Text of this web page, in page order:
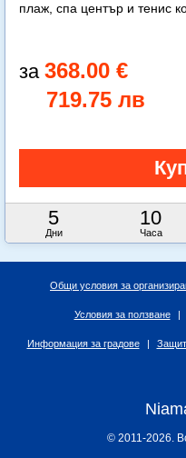
плаж, спа център и тенис
368.00 €
719.75 лв
5
Дни
10
Часа
Общи условия за
Условия за ползване |
Информация за градове |
© 2011-2026.